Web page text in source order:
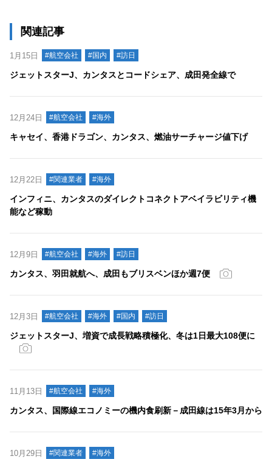
関連記事
1月15日 #航空会社 #国内 #訪日
ジェットスターJ、カンタスとコードシェア、成田発全線で
12月24日 #航空会社 #海外
キャセイ、香港ドラゴン、カンタス、燃油サーチャージ値下げ
12月22日 #関連業者 #海外
インフィニ、カンタスのダイレクトコネクトアベイラビリティ機
能など稼動
12月9日 #航空会社 #海外 #訪日
カンタス、羽田就航へ、成田もブリスベンほか週7便
12月3日 #航空会社 #海外 #国内 #訪日
ジェットスターJ、増資で成長戦略積極化、冬は1日最大108便に
11月13日 #航空会社 #海外
カンタス、国際線エコノミーの機内食刷新－成田線は15年3月から
10月29日 #関連業者 #海外